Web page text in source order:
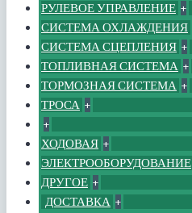
РУЛЕВОЕ УПРАВЛЕНИЕ +
СИСТЕМА ОХЛАЖДЕНИЯ
СИСТЕМА СЦЕПЛЕНИЯ +
ТОПЛИВНАЯ СИСТЕМА +
ТОРМОЗНАЯ СИСТЕМА +
ТРОСА +
+
ХОДОВАЯ +
ЭЛЕКТРООБОРУДОВАНИЕ
ДРУГОЕ +
ДОСТАВКА +